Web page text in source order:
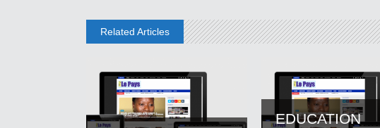
Related Articles
EDUCATION